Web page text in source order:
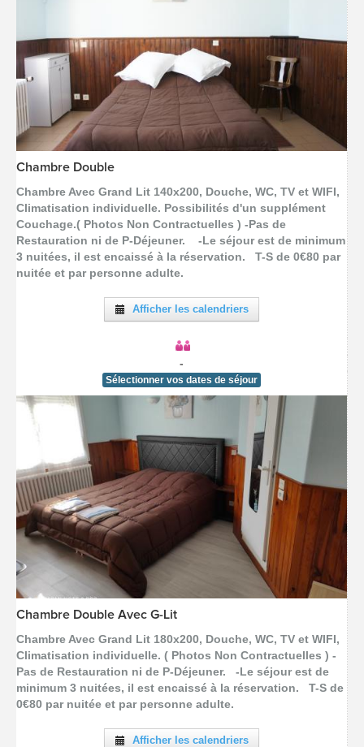
Chambre Double
Chambre Avec Grand Lit 140x200, Douche, WC, TV et WIFI,
Climatisation individuelle. Possibilités d'un supplément
Couchage.( Photos Non Contractuelles ) -Pas de
Restauration ni de P-Déjeuner. -Le séjour est de minimum
3 nuitées, il est encaissé à la réservation. T-S de 0€80 par
nuitée et par personne adulte.
Afficher les calendriers
-
Sélectionner vos dates de séjour
Chambre Double Avec G-Lit
Chambre Avec Grand Lit 180x200, Douche, WC, TV et WIFI,
Climatisation individuelle. ( Photos Non Contractuelles ) -
Pas de Restauration ni de P-Déjeuner. -Le séjour est de
minimum 3 nuitées, il est encaissé à la réservation. T-S de
0€80 par nuitée et par personne adulte.
Afficher les calendriers